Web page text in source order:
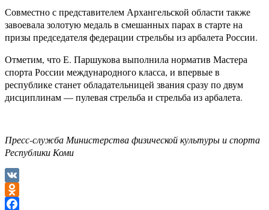
Совместно с представителем Архангельской области также
завоевала золотую медаль в смешанных парах в старте на
призы председателя федерации стрельбы из арбалета России.
Отметим, что Е. Паршукова выполнила норматив Мастера
спорта России международного класса, и впервые в
республике станет обладательницей звания сразу по двум
дисциплинам — пулевая стрельба и стрельба из арбалета.
Пресс-служба Министерства физической культуры и спорта
Республики Коми
VK
Odnoklassniki